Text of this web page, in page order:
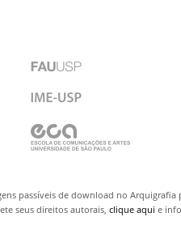
passíveis de download no Arquigrafia
seus direitos autorais,clique aqui e